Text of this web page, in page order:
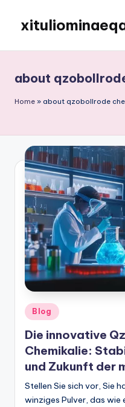
content
about
Home » about qzobollrode
Posted
in
Blog
Die innovative
Chemikalie:
und Zukunft der
Stellen Sie sich vor, Sie
winziges Pulver, das wie